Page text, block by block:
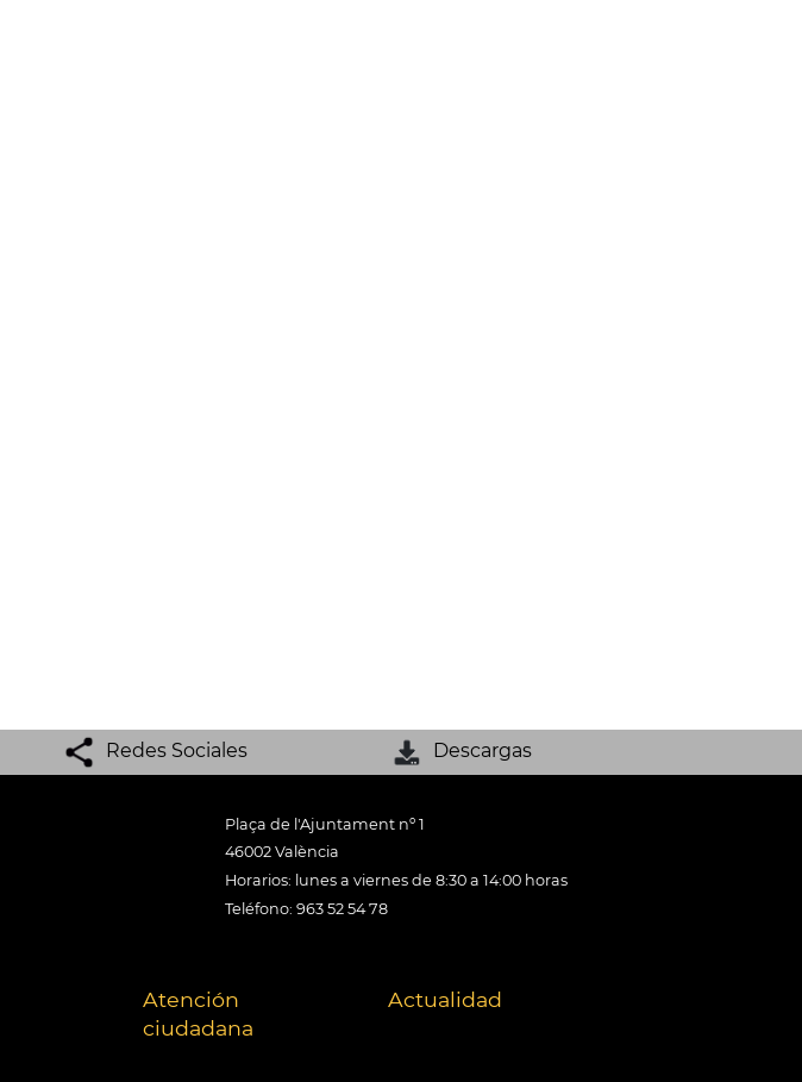
Redes Sociales Descargas
Plaça de l'Ajuntament nº 1
46002 València
Horarios: lunes a viernes de 8:30 a 14:00 horas
Teléfono: 963 52 54 78
Atención
ciudadana
Actualidad